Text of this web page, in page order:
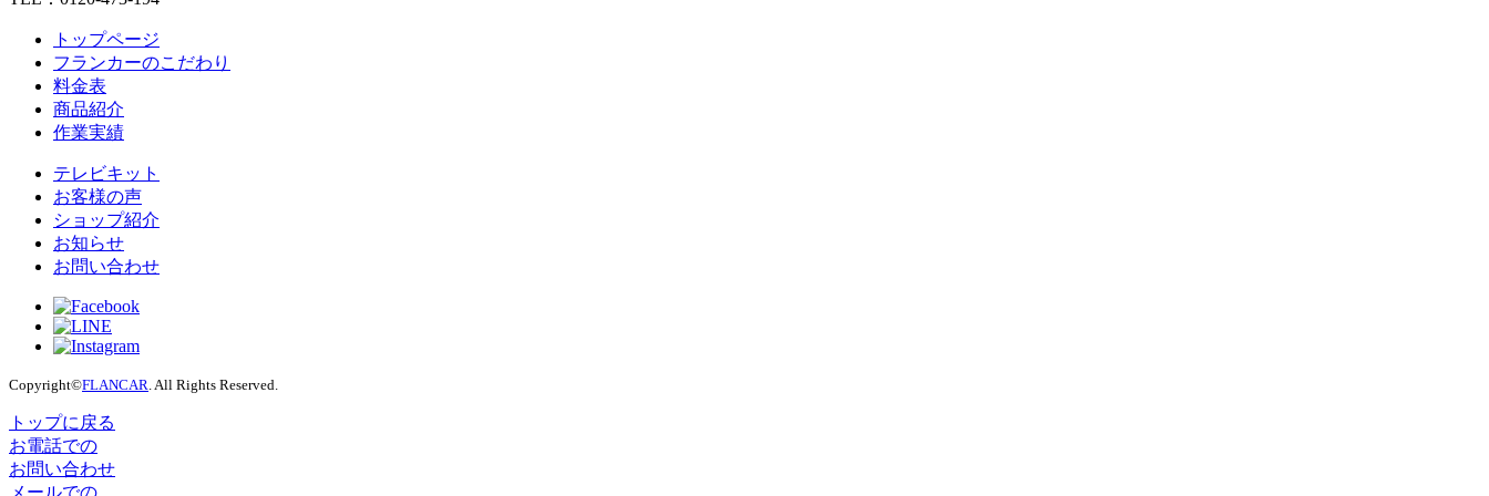
トップページ
フランカーのこだわり
料金表
商品紹介
作業実績
テレビキット
お客様の声
ショップ紹介
お知らせ
お問い合わせ
Copyright©FLANCAR . All Rights Reserved.
トップに戻る
お電話での
お問い合わせ
メールでの